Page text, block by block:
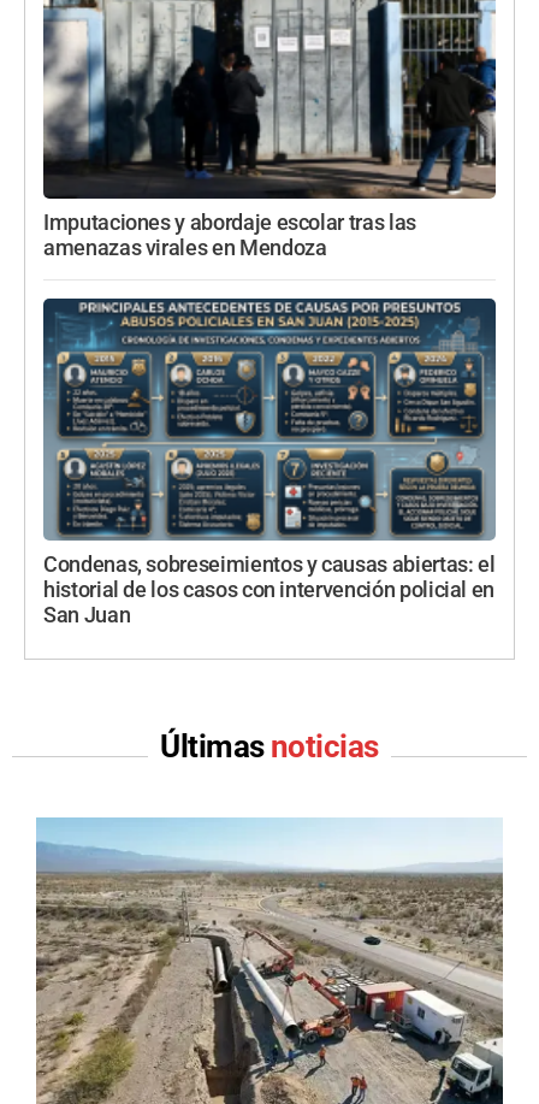
Imputaciones y abordaje escolar tras las
amenazas virales en Mendoza
Condenas, sobreseimientos y causas abiertas: el
historial de los casos con intervención policial en
San Juan
Últimas noticias